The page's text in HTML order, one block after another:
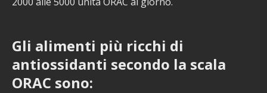
Gli alimenti più ricchi di
antiossidanti secondo la scala
ORAC sono: